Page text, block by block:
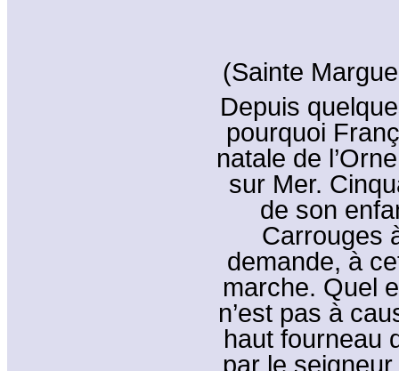
(Sainte
Depuis
pourquoi
natale de
sur Mer.
de son
Carrouges
demande, à
marche. Quel
n’est pas à
haut fourneau
par le